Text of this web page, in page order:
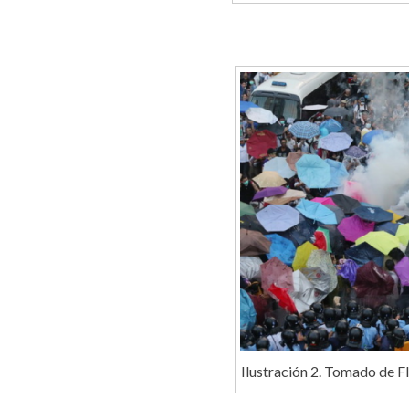
Ilustración 2. Tomado de